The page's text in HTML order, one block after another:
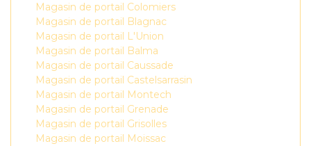
Magasin de portail Colomiers
Magasin de portail Blagnac
Magasin de portail L'Union
Magasin de portail Balma
Magasin de portail Caussade
Magasin de portail Castelsarrasin
Magasin de portail Montech
Magasin de portail Grenade
Magasin de portail Grisolles
Magasin de portail Moissac